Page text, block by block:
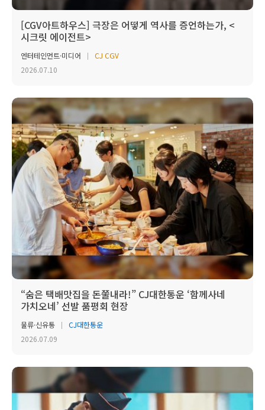
[CGV아트하우스] 극장은 어떻게 역사를 증언하는가, <
시크릿 에이전트>
엔터테인먼트·미디어
CJ CGV
2026.07.10
“숨은 택배맛집을 돈쭐내라!” CJ대한통운 ‘함께사네
가치오네’ 선발 품평회 현장
물류·신유통
CJ대한통운
2026.07.09